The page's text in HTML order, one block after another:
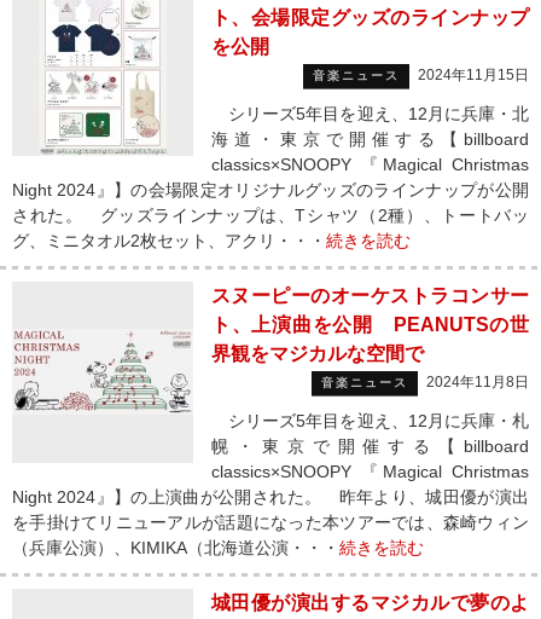
ト、会場限定グッズのラインナップ
を公開
音楽ニュース 2024年11月15日
シリーズ5年目を迎え、12月に兵庫・北
海道・東京で開催する【billboard
classics×SNOOPY 『Magical Christmas
Night 2024』】の会場限定オリジナルグッズのラインナップが公開
された。 グッズラインナップは、Tシャツ（2種）、トートバッ
グ、ミニタオル2枚セット、アクリ・・・ 続きを読む
スヌーピーのオーケストラコンサー
ト、上演曲を公開 PEANUTSの世
界観をマジカルな空間で
音楽ニュース 2024年11月8日
シリーズ5年目を迎え、12月に兵庫・札
幌・東京で開催する【billboard
classics×SNOOPY 『Magical Christmas
Night 2024』】の上演曲が公開された。 昨年より、城田優が演出
を手掛けてリニューアルが話題になった本ツアーでは、森崎ウィン
（兵庫公演）、KIMIKA（北海道公演・・・ 続きを読む
城田優が演出するマジカルで夢のよ